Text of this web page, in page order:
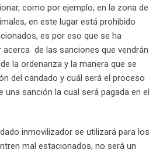
como por ejemplo, en la zona de
en este lugar está prohibido
es por eso que se ha
de las sanciones que vendrán
la ordenanza y la manera que se
del candado y cuál será el proceso
una sanción la cual será pagada en el
inmovilizador se utilizará para los
mal estacionados, no será un